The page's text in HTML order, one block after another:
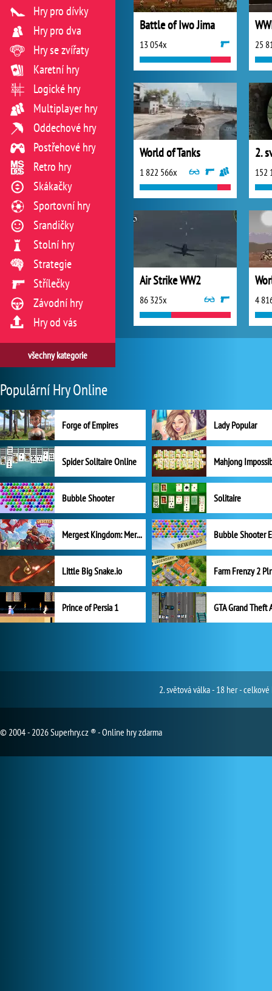
Battle of Iwo Jima
13 054x 25
World of Tanks
1 822 566x
2.
152
Air Strike WW2
86 325x 4
Hry pro dívky
Hry pro dva
Hry se zvířaty
Karetní hry
Logické hry
Multiplayer hry
Oddechové hry
Postřehové hry
Retro hry
Skákačky
Sportovní hry
Srandičky
Stolní hry
Strategie
Střílečky
Závodní hry
Hry od vás
všechny kategorie
Populární Hry Online
Forge of Empires Lady Popular
Spider Solitaire Online Mahjong
Bubble Shooter Solitaire
Mergest Kingdom: Merge Puzzle
Little Big Snake.io
Prince of Persia 1 GTA Grand Theft
2. světová válka - 18 her -
© 2004 - 2026 Superhry.cz ® - Online hry zdarma